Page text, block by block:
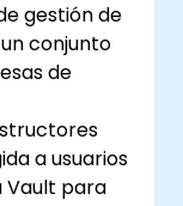
gestión de
conjunto
de
a usuarios
Vault para